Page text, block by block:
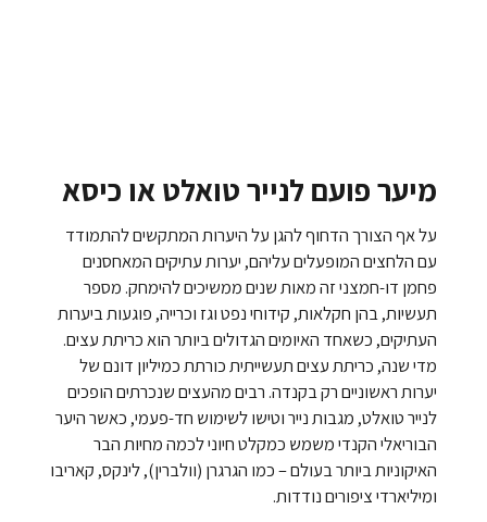
מיער פועם לנייר טואלט או כיסא
על אף הצורך הדחוף להגן על היערות המתקשים להתמודד
עם הלחצים המופעלים עליהם, יערות עתיקים המאחסנים
פחמן דו-חמצני זה מאות שנים ממשיכים להימחק. מספר
תעשיות, בהן חקלאות, קידוחי נפט וגז וכרייה, פוגעות ביערות
העתיקים, כשאחד האיומים הגדולים ביותר הוא כריתת עצים.
מדי שנה, כריתת עצים תעשייתית כורתת כמיליון דונם של
יערות ראשוניים רק בקנדה. רבים מהעצים שנכרתים הופכים
לנייר טואלט, מגבות נייר וטישו לשימוש חד-פעמי, כאשר היער
הבוריאלי הקנדי משמש כמקלט חיוני לכמה מחיות הבר
האיקוניות ביותר בעולם – כמו הגרגרן (וולברין), לינקס, קאריבו
ומיליארדי ציפורים נודדות.